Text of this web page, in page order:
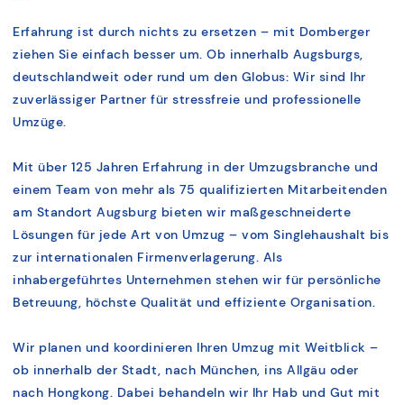
Erfahrung ist durch nichts zu ersetzen – mit Domberger
ziehen Sie einfach besser um. Ob innerhalb Augsburgs,
deutschlandweit oder rund um den Globus: Wir sind Ihr
zuverlässiger Partner für stressfreie und professionelle
Umzüge.
Mit über 125 Jahren Erfahrung in der Umzugsbranche und
einem Team von mehr als 75 qualifizierten Mitarbeitenden
am Standort Augsburg bieten wir maßgeschneiderte
Lösungen für jede Art von Umzug – vom Singlehaushalt bis
zur internationalen Firmenverlagerung. Als
inhabergeführtes Unternehmen stehen wir für persönliche
Betreuung, höchste Qualität und effiziente Organisation.
Wir planen und koordinieren Ihren Umzug mit Weitblick –
ob innerhalb der Stadt, nach München, ins Allgäu oder
nach Hongkong. Dabei behandeln wir Ihr Hab und Gut mit